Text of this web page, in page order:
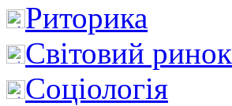
Риторика
Світовий ринок
Соціологія